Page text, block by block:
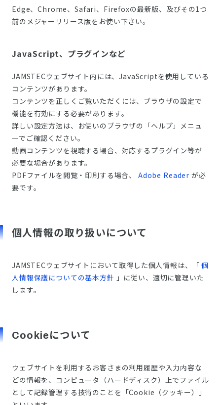
Edge、Chrome、Safari、Firefoxの最新版、及びその1つ
前のメジャーリリース版をお使い下さい。
JavaScript、プラグインなど
JAMSTECウェブサイト内には、JavaScriptを使用している
コンテンツがあります。
コンテンツを正しくご覧いただくには、ブラウザの設定で
機能を有効にする必要があります。
詳しい設定方法は、お使いのブラウザの「ヘルプ」メニュ
ーでご確認ください。
動画コンテンツを視聴する場合、対応するプラグイン等が
必要な場合があります。
PDFファイルを閲覧・印刷する場合、
Adobe Reader が必
要です。
個人情報の取り扱いについて
JAMSTECウェブサイトにおいて取得した個人情報は、「 個
人情報保護についての基本方針 」に従い、適切に管理いた
します。
Cookieについて
ウェブサイトを利用するお客さまの利用履歴や入力内容な
どの情報を、コンピュータ（ハードディスク）上でファイル
として記録管理する技術のことを「Cookie（クッキー）」